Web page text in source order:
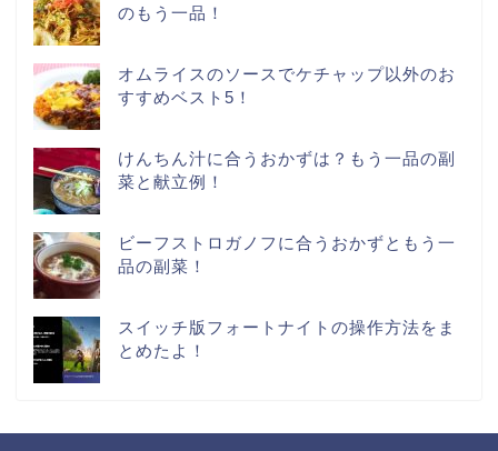
のもう一品！
オムライスのソースでケチャップ以外のお
すすめベスト5！
けんちん汁に合うおかずは？もう一品の副
菜と献立例！
ビーフストロガノフに合うおかずともう一
品の副菜！
スイッチ版フォートナイトの操作方法をま
とめたよ！